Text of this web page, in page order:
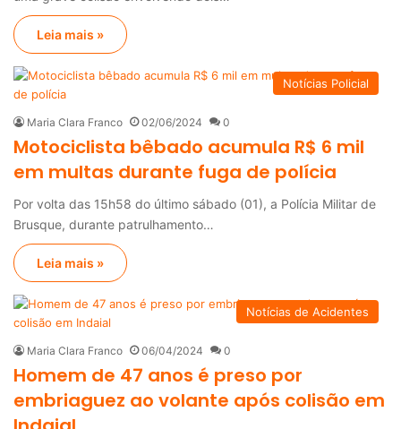
Leia mais »
Notícias Policial
Maria Clara Franco 02/06/2024 0
Motociclista bêbado acumula R$ 6 mil
em multas durante fuga de polícia
Por volta das 15h58 do último sábado (01), a Polícia Militar de
Brusque, durante patrulhamento…
Leia mais »
Notícias de Acidentes
Maria Clara Franco 06/04/2024 0
Homem de 47 anos é preso por
embriaguez ao volante após colisão em